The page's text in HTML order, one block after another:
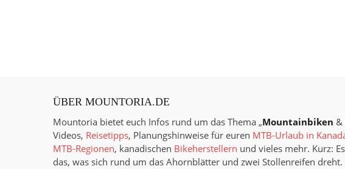
ÜBER MOUNTORIA.DE
Mountoria bietet euch Infos rund um das Thema „Mountainbiken &
Videos, Reisetipps, Planungshinweise für euren MTB-Urlaub in
MTB-Regionen, kanadischen Bikeherstellern und vieles mehr. Kurz:
das, was sich rund um das Ahornblätter und zwei Stollenreifen dreht.